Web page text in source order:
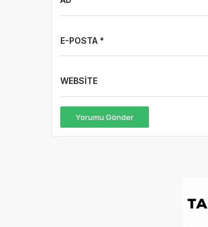
E-POSTA *
WEBSITE
Yorumu Gönder